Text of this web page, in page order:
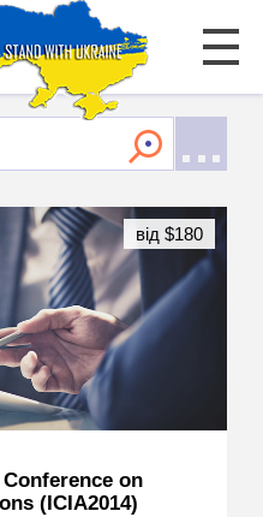
on
(ICIA2014)
від $180